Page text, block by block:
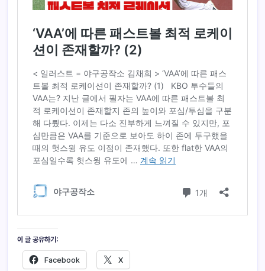
이 글 공유하기:
Facebook X